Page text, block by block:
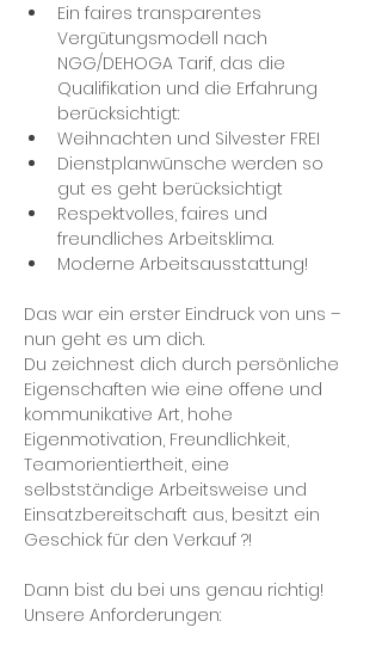
Ein faires transparentes
Vergütungsmodell nach
NGG/DEHOGA Tarif, das die
Qualifikation und die Erfahrung
berücksichtigt:
Weihnachten und Silvester FREI
Dienstplanwünsche werden so
gut es geht berücksichtigt
Respektvolles, faires und
freundliches Arbeitsklima.
Moderne Arbeitsausstattung!
Das war ein erster Eindruck von uns –
nun geht es um dich.
Du zeichnest dich durch persönliche
Eigenschaften wie eine offene und
kommunikative Art, hohe
Eigenmotivation, Freundlichkeit,
Teamorientiertheit, eine
selbstständige Arbeitsweise und
Einsatzbereitschaft aus, besitzt ein
Geschick für den Verkauf ?!
Dann bist du bei uns genau richtig!